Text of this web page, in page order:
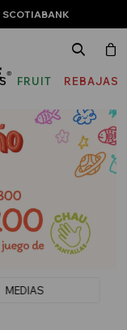
SCOTIABANK
FRUIT
THE
LOOM
REBAJAS
MEDIAS